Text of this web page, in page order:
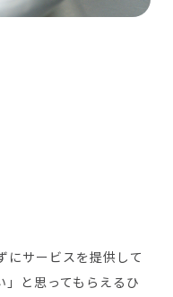
にサービスを提供して
」と思ってもらえるひ